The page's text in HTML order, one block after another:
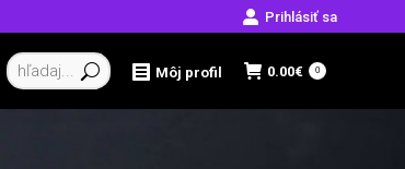
Prihlásiť sa
Vyhľadávanie: Môj profil 0.00€ 0